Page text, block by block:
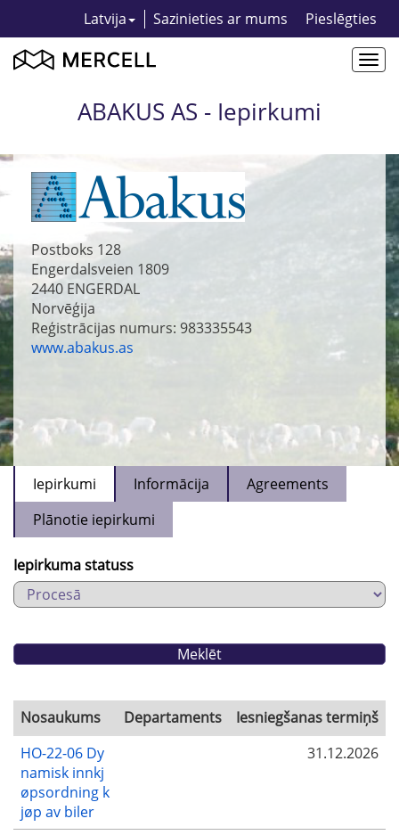
Latvija Sazinieties ar mums Pieslēgties
ABAKUS AS - Iepirkumi
Postboks 128
Engerdalsveien 1809
2440 ENGERDAL
Norvēģija
Reģistrācijas numurs: 983335543
www.abakus.as
Iepirkumi Informācija
Agreements
Plānotie iepirkumi
Iepirkuma statuss
Nosaukums Departaments
Iesniegšanas termiņš
HO-22-06 Dy
namisk innkj
øpsordning k
jøp av biler
31.12.2026